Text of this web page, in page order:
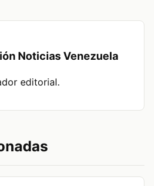
Noticias Venezuela
editorial.